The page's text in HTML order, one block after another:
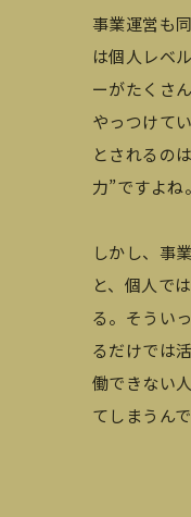
事業運営も
は個人レベ
ーがたくさ
やっつけて
とされるの
力”ですよね。
しかし、事
と、個人で
る。そうい
るだけでは
働できない
てしまうんで